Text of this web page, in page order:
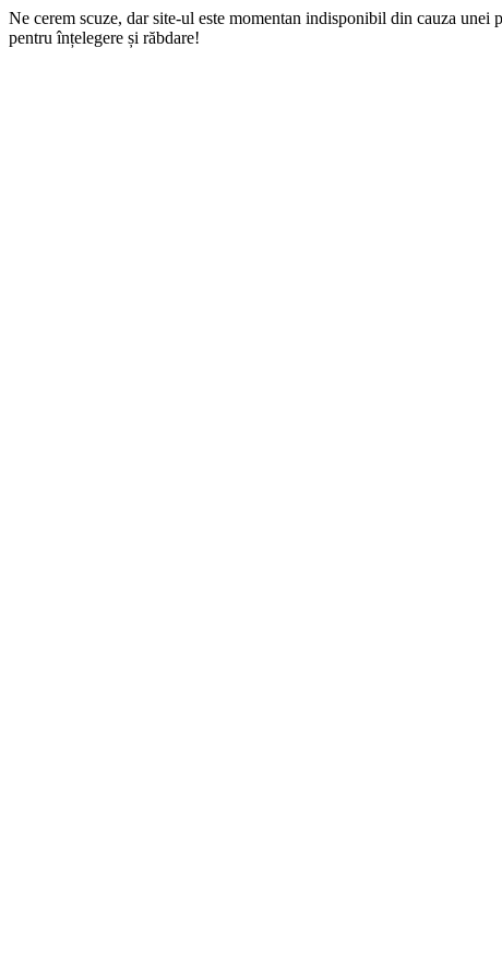
Ne cerem scuze, dar site-ul este momentan indisponibil din cauza
pentru înțelegere și răbdare!